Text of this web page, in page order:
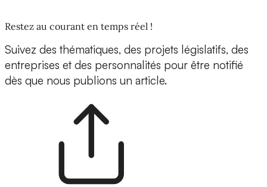
Restez au courant en temps réel !
Suivez des thématiques, des projets législatifs, des
entreprises et des personnalités pour être notifié
dès que nous publions un article.